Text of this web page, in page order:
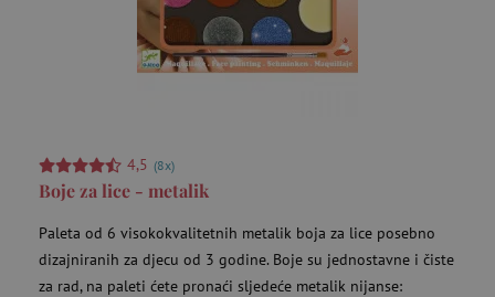
4,5 (8x)
Boje za lice - metalik
Paleta od 6 visokokvalitetnih metalik boja za lice posebno
dizajniranih za djecu od 3 godine. Boje su jednostavne i čiste
za rad, na paleti ćete pronaći sljedeće metalik nijanse: